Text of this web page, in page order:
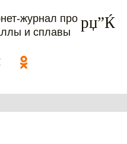
журнал про
и сплавы